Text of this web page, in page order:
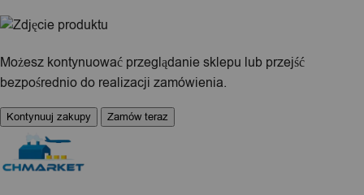
Możesz kontynuować przeglądanie sklepu lub przejść
bezpośrednio do realizacji zamówienia.
Kontynuuj zakupy Zamów teraz